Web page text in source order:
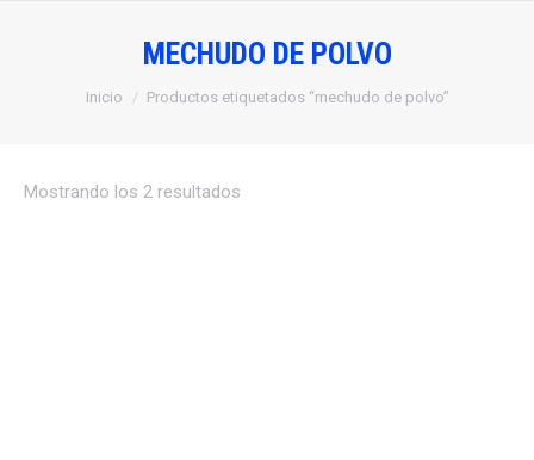
MECHUDO DE POLVO
Estás aquí:
Inicio Productos etiquetados “mechudo de polvo”
Mostrando los 2 resultados